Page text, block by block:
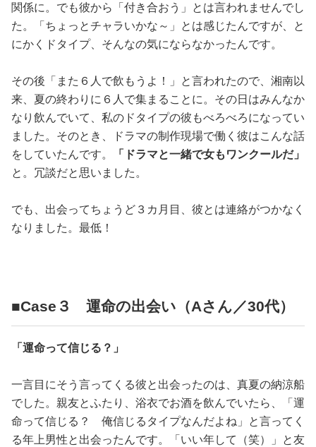
関係に。でも彼から「付き合おう」とは言われませんでし
た。「ちょっとチャラいかな～」とは感じたんですが、と
にかくドタイプ、そんなの気にならなかったんです。
その後「また６人で飲もうよ！」と言われたので、湘南以
来、夏の終わりに６人で集まることに。その日はみんなか
なり飲んでいて、私のドタイプの彼もべろべろになってい
ました。そのとき、ドラマの制作現場で働く彼はこんな話
をしていたんです。
「ドラマと一緒で女もワンクールだ」
と。冗談だと思いました。
でも、出会ってちょうど３カ月目、彼とは連絡がつかなく
なりました。最低！
■Case３ 運命の出会い（Aさん／30代）
「運命って信じる？」
一言目にそう言ってくる彼と出会ったのは、真夏の納涼船
でした。親友とふたり、浴衣でお酒を飲んでいたら、「運
命って信じる？ 俺信じるタイプなんだよね」と言ってく
る年上男性と出会ったんです。「いい年して（笑）」と友